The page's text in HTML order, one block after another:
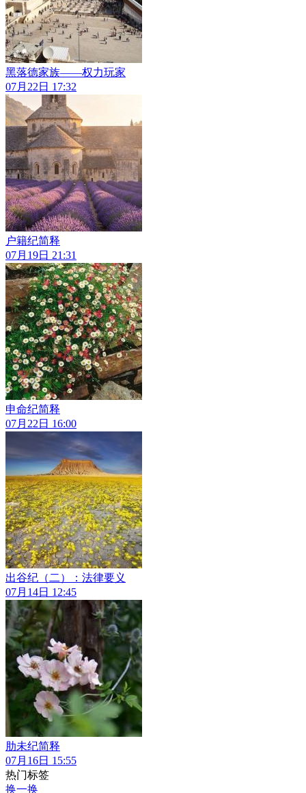
黑落德家族——权力玩家
07月22日 17:32
户籍纪简释
07月19日 21:31
申命纪简释
07月22日 16:00
出谷纪（二）：法律要义
07月14日 12:45
肋未纪简释
07月16日 15:55
热门标签
换一换